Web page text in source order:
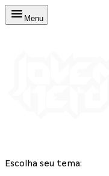
Menu
Escolha seu tema: